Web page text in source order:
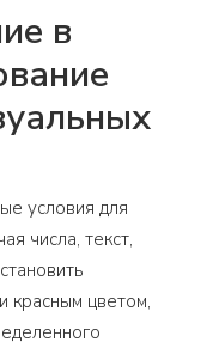
в
условия для
числа, текст,
красным цветом,